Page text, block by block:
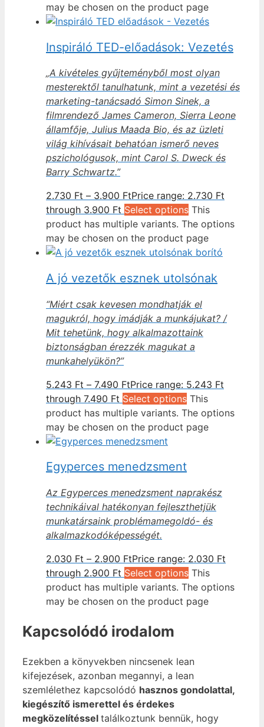
may be chosen on the product page
Inspiráló TED-előadások: Vezetés
„A kivételes gyűjteményből most olyan
mesterektől tanulhatunk, mint a vezetési és
marketing-tanácsadó Simon Sinek, a
filmrendező James Cameron, Sierra Leone
államfője, Julius Maada Bio, és az üzleti
világ kihívásait behatóan ismerő neves
pszichológusok, mint Carol S. Dweck és
Barry Schwartz.”
2.730 Ft – 3.900 FtPrice range: 2.730 Ft
through 3.900 Ft Select options This
product has multiple variants. The options
may be chosen on the product page
A jó vezetők esznek utolsónak
“Miért csak kevesen mondhatják el
magukról, hogy imádják a munkájukat? /
Mit tehetünk, hogy alkalmazottaink
biztonságban érezzék magukat a
munkahelyükön?”
5.243 Ft – 7.490 FtPrice range: 5.243 Ft
through 7.490 Ft Select options This
product has multiple variants. The options
may be chosen on the product page
Egyperces menedzsment
Az Egyperces menedzsment naprakész
technikáival hatékonyan fejleszthetjük
munkatársaink problémamegoldó- és
alkalmazkodóképességét.
2.030 Ft – 2.900 FtPrice range: 2.030 Ft
through 2.900 Ft Select options This
product has multiple variants. The options
may be chosen on the product page
Kapcsolódó irodalom
Ezekben a könyvekben nincsenek lean
kifejezések, azonban megannyi, a lean
szemlélethez kapcsolódó hasznos gondolattal,
kiegészítő ismerettel és érdekes
megközelítéssel találkoztunk bennük, hogy